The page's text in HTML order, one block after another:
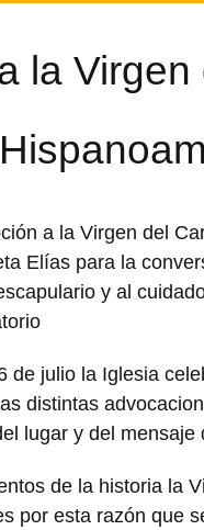
la
a la Virgen del
Elías para la
y al
de julio la Iglesia
distintas
lugar y del
de la historia la
por esta razón que